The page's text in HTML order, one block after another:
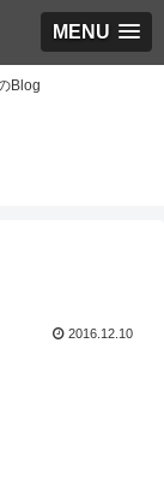
MENU
Blog
2016.12.10